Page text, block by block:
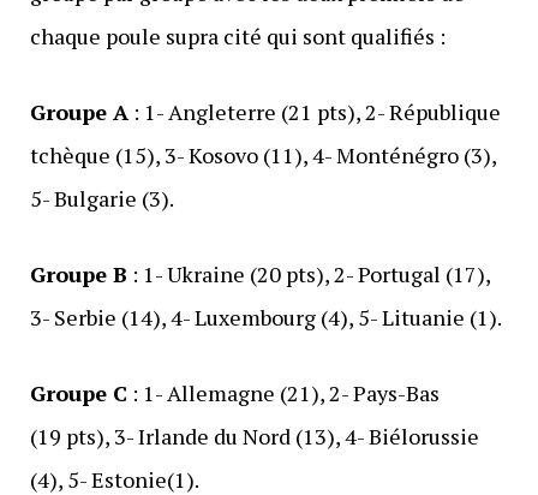
chaque poule supra cité qui sont qualifiés :
Groupe A: 1- Angleterre (21 pts), 2- République
tchèque (15), 3- Kosovo (11), 4- Monténégro (3),
5- Bulgarie (3).
Groupe B : 1- Ukraine (20 pts), 2- Portugal (17),
3- Serbie (14), 4- Luxembourg (4), 5- Lituanie (1).
Groupe C : 1- Allemagne (21), 2- Pays-Bas
(19 pts), 3- Irlande du Nord (13), 4- Biélorussie
(4), 5- Estonie(1).